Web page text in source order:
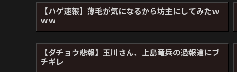
【ハゲ速報】薄毛が気になるから坊主にしてみたｗ
ｗｗ
【ダチョウ悲報】玉川さん、上島竜兵の過報道にブ
チギレ